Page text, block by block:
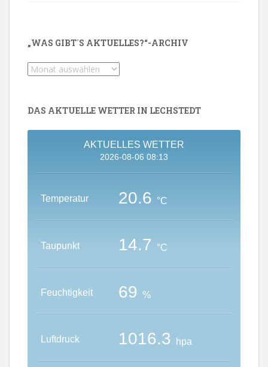
„WAS GIBT´S AKTUELLES?“-ARCHIV
„Was
Aktuelles?“-
DAS AKTUELLE WETTER IN LECHSTEDT